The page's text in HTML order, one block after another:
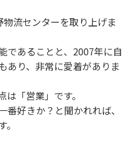
流センターを取り上げま
であることと、2007年に自
あり、非常に愛着がありま
「営業」です。
好きか？と聞かれれば、